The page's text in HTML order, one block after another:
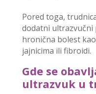
Pored toga,
dodatni ultrazvučni
hronična bolest
jajnicima ili fibroidi.
Gde se
ultrazvuk u